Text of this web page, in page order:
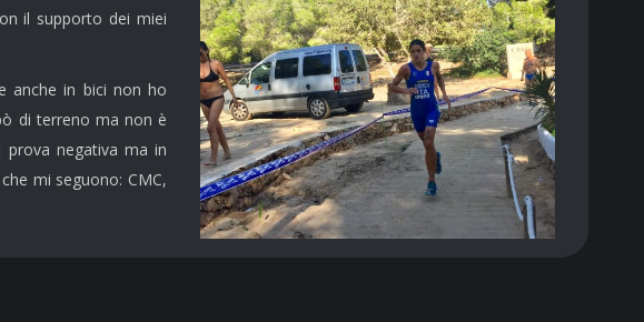
il supporto dei miei
anche in bici non ho
di terreno ma non è
prova negativa ma in
mi seguono: CMC,